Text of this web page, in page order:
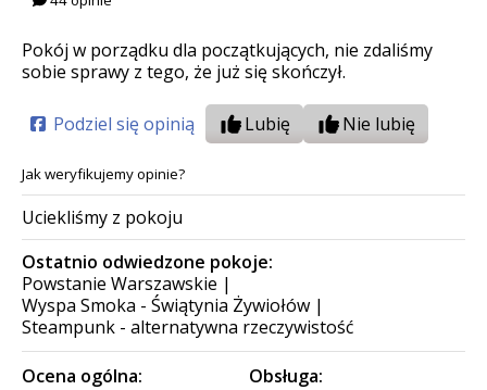
Pokój w porządku dla początkujących, nie zdaliśmy
sobie sprawy z tego, że już się skończył.
Podziel się opinią Lubię Nie lubię
Jak weryfikujemy opinie?
Uciekliśmy z pokoju
Ostatnio odwiedzone pokoje:
Powstanie Warszawskie |
Wyspa Smoka - Świątynia Żywiołów |
Steampunk - alternatywna rzeczywistość
Ocena ogólna:
Obsługa: